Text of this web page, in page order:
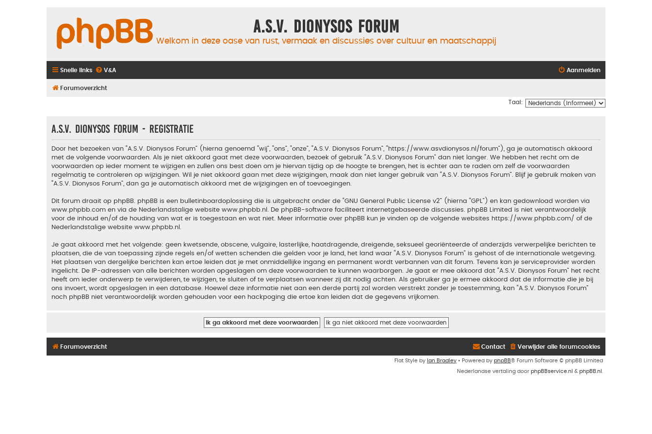
A.S.V. Dionysos Forum
Welkom in deze oase van rust, vermaak en discussies over cultuur en maatschappij
Snelle links V&A Aanmelden
Forumoverzicht
Taal:
A.S.V. Dionysos Forum - Registratie
Door het bezoeken van “A.S.V. Dionysos Forum” (hierna genoemd “wij”, “ons”, “onze”, “A.S.V. Dionysos Forum”, “https://www.asvdionysos.nl/forum”), ga je automatisch akkoord
met de volgende voorwaarden. Als je niet akkoord gaat met deze voorwaarden, bezoek of gebruik “A.S.V. Dionysos Forum” dan niet langer. We hebben het recht om de
voorwaarden op ieder moment te wijzigen en zullen ons best doen om je hiervan tijdig op de hoogte te brengen, het is echter aan te raden om zelf de voorwaarden
regelmatig te controleren op wijzigingen. Wil je niet akkoord gaan met deze wijzigingen, maak dan niet langer gebruik van “A.S.V. Dionysos Forum”. Blijf je gebruik maken van
“A.S.V. Dionysos Forum”, dan ga je automatisch akkoord met de wijzigingen en of toevoegingen.
Dit forum draait op phpBB. phpBB is een bulletinboardoplossing die is uitgebracht onder de “GNU General Public License v2” (hierna “GPL”) en kan gedownload worden via
www.phpbb.com en via de Nederlandstalige website www.phpbb.nl . De phpBB-software faciliteert internetgebaseerde discussies. phpBB Limited is niet verantwoordelijk
voor de inhoud en/of de houding van wat er is toegestaan en wat niet. Meer informatie over phpBB kun je vinden op de volgende websites https://www.phpbb.com/ of de
Nederlandstalige website www.phpbb.nl
Je gaat akkoord met het volgende: geen kwetsende, obscene, vulgaire, lasterlijke, haatdragende, dreigende, seksueel georiënteerde of anderzijds verwerpelijke berichten te
plaatsen, die de van toepassing zijnde regels en/of wetten schenden die gelden voor je land, het land waar “A.S.V. Dionysos Forum” is gehost of de internationale wetgeving.
Het plaatsen van dergelijke berichten kan ertoe leiden dat je met onmiddellijke ingang en permanent wordt verbannen van dit forum. Tevens kan je serviceprovider worden
ingelicht. De IP-adressen van alle berichten worden opgeslagen om deze voorwaarden te kunnen waarborgen. Je gaat er mee akkoord dat “A.S.V. Dionysos Forum” het recht
heeft om ieder onderwerp te verwijderen, te wijzigen, te sluiten of te verplaatsen wanneer zij dit nodig achten. Als gebruiker ga je ermee akkoord dat de informatie die je bij
ons invoert, wordt opgeslagen in een database. Hoewel deze informatie niet aan een derde partij zal worden verstrekt zonder je toestemming, kan “A.S.V. Dionysos Forum”
noch phpBB niet verantwoordelijk worden gehouden voor een hackpoging die ertoe kan leiden dat de gegevens vrijkomen.
Forumoverzicht Verwijder alle forumcookies
Contact
Flat Style by Ian Bradley • Powered by phpBB® Forum Software © phpBB Limited
Nederlandse vertaling door phpBBservice.nl & phpBB.nl